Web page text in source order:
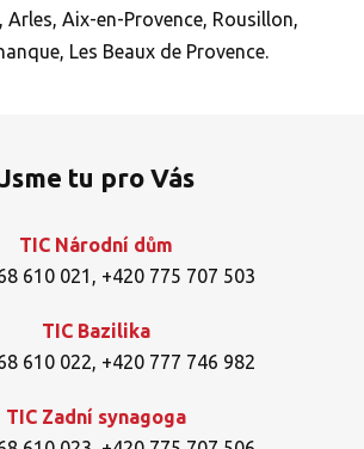
Arles, Aix-en-Provence, Rousillon,
Les Beaux de Provence.
tu pro Vás
TIC Národní dům
610 021 , +420 775 707 503
TIC Bazilika
610 022, +420 777 746 982
TIC Zadní synagoga